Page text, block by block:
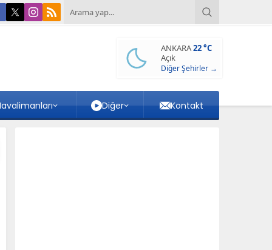
ANKARA22 °C
Açık
Diğer Şehirler →
Diğer Kontakt